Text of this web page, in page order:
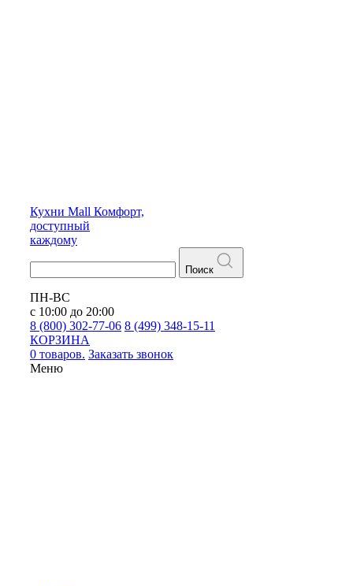
Кухни Mall Комфорт,
доступный
каждому
Поиск
ПН-ВС
с 10:00 до 20:00
8 (800) 302-77-06 8 (499) 348-15-11
КОРЗИНА
0 товаров. Заказать звонок
Меню